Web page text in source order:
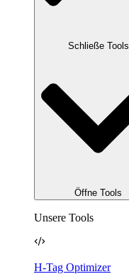
Schließe Tools
Öffne Tools
Unsere Tools
H-Tag Optimizer